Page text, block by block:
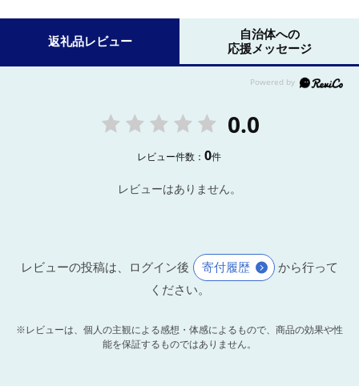
返礼品レビュー
自治体への
応援メッセージ
0.0
レビュー件数：0件
レビューはありません。
レビューの投稿は、ログイン後 寄付履歴
から行って
ください。
※レビューは、個人の主観による感想・体感によるもので、商品の効果や性
能を保証するものではありません。